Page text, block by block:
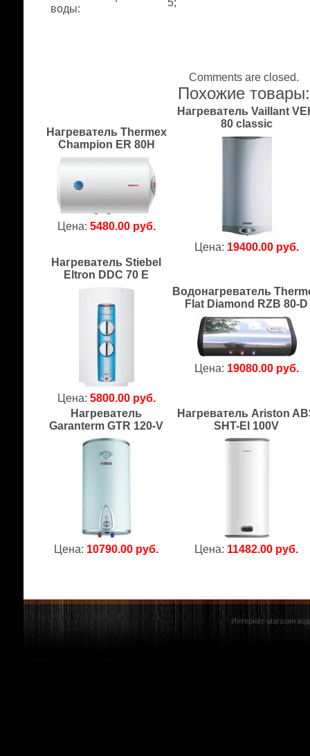
воды:
5;
Comments are closed.
Похожие товары:
Нагреватель Thermex
Champion ER 80H
Цена: 5480.00 руб.
Нагреватель Vaillant
80 classic
Цена: 19400.00 руб.
Нагреватель Stiebel
Eltron DDC 70 E
Цена: 5800.00 руб.
Водонагреватель
Flat Diamond RZB 80-D
Цена: 19080.00 руб.
Нагреватель
Garanterm GTR 120-V
Цена: 10790.00 руб.
Нагреватель Ariston
SHT-El 100V
Цена: 11482.00 руб.
Интернет-магазин